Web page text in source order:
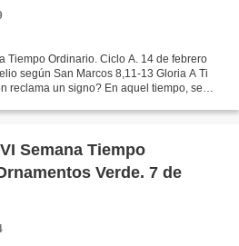
Tiempo Ordinario. Ciclo A. 14 de febrero
según San Marcos 8,11-13 Gloria A Ti
reclama un signo? En aquel tiempo, se
Semana Tiempo
Verde. 7 de